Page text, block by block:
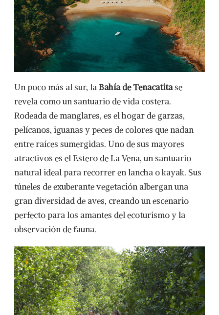
Un poco más al sur, laBahía de Tenacatitase
revela como un santuario de vida costera.
Rodeada de manglares, es el hogar de garzas,
pelícanos, iguanas y peces de colores que nadan
entre raíces sumergidas. Uno de sus mayores
atractivos es el Estero de La Vena, un santuario
natural ideal para recorrer en lancha o kayak. Sus
túneles de exuberante vegetación albergan una
gran diversidad de aves, creando un escenario
perfecto para los amantes del ecoturismo y la
observación de fauna.